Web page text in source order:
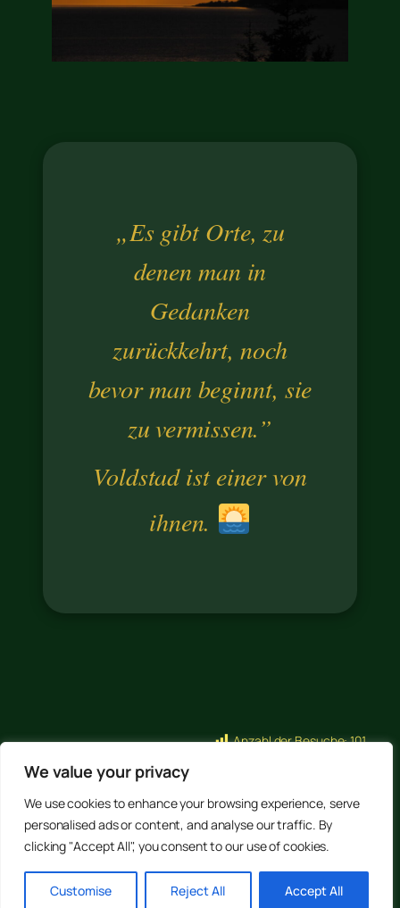
We value your privacy
We use cookies to enhance your browsing experience, serve
personalised ads or content, and analyse our traffic. By
clicking "Accept All", you consent to our use of cookies.
Customise Reject All Accept All
„Es gibt Orte, zu
denen man in
Gedanken
zurückkehrt, noch
bevor man beginnt, sie
zu vermissen.”
Voldstad ist einer von
ihnen.
Trollandia
Anzahl der Besuche:101
Copyright © 2025 Stanislawa Voldsund